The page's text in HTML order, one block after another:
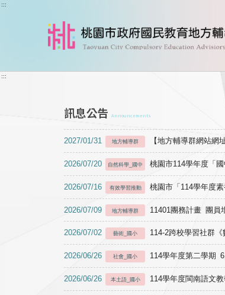
跳到主要內容
:::
:::
訊息公告 Announcements
2027/01/31 地方輔導群 【地方輔導群網站網址
2026/07/20 自然科學_國中 桃園市114學年度「
2026/07/16 有效學習推動 桃園市「114學年度
2026/07/09 地方輔導群 11401團務計畫 團員
2026/07/02 藝術_國小 114-2跨校學習社群
2026/06/26 社會_國小 114學年度第二學期
2026/06/26 本土語_國小 114學年度閩南語文